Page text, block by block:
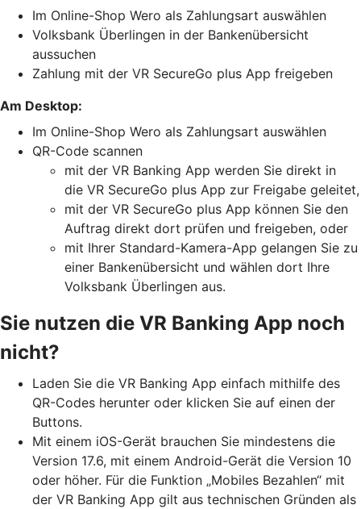
Im Online-Shop Wero als Zahlungsart auswählen
Volksbank Überlingen in der Bankenübersicht
aussuchen
Zahlung mit der VR SecureGo plus App freigeben
Am Desktop:
Im Online-Shop Wero als Zahlungsart auswählen
QR-Code scannen
mit der VR Banking App werden Sie direkt in
die VR SecureGo plus App zur Freigabe geleitet,
mit der VR SecureGo plus App können Sie den
Auftrag direkt dort prüfen und freigeben, oder
mit Ihrer Standard-Kamera-App gelangen Sie zu
einer Bankenübersicht und wählen dort Ihre
Volksbank Überlingen aus.
Sie nutzen die VR Banking App noch
nicht?
Laden Sie die VR Banking App einfach mithilfe des
QR-Codes herunter oder klicken Sie auf einen der
Buttons.
Mit einem iOS-Gerät brauchen Sie mindestens die
Version 17.6, mit einem Android-Gerät die Version 10
oder höher. Für die Funktion „Mobiles Bezahlen“ mit
der VR Banking App gilt aus technischen Gründen als